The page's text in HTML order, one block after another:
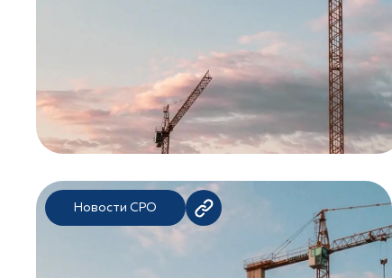
Новости СРО